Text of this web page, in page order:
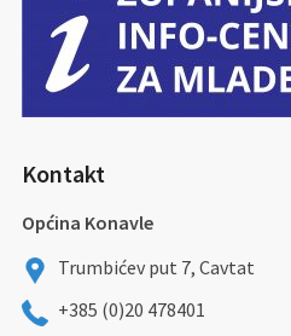
Kontakt
Općina Konavle
Trumbićev put 7, Cavtat
+385 (0)20 478401